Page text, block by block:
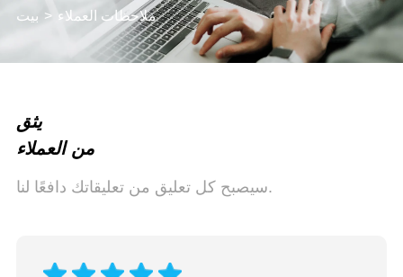
بيت ملاحظات العملاء
يثق
من العملاء
سيصبح كل تعليق من تعليقاتك دافعًا لنا.